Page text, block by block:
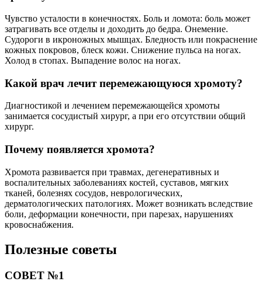
Чувство усталости в конечностях. Боль и ломота: боль может
затрагивать все отделы и доходить до бедра. Онемение.
Судороги в икроножных мышцах. Бледность или покраснение
кожных покровов, блеск кожи. Снижение пульса на ногах.
Холод в стопах. Выпадение волос на ногах.
Какой врач лечит перемежающуюся хромоту?
Диагностикой и лечением перемежающейся хромоты
занимается сосудистый хирург, а при его отсутствии общий
хирург.
Почему появляется хромота?
Хромота развивается при травмах, дегенеративных и
воспалительных заболеваниях костей, суставов, мягких
тканей, болезнях сосудов, неврологических,
дерматологических патологиях. Может возникать вследствие
боли, деформации конечности, при парезах, нарушениях
кровоснабжения.
Полезные советы
СОВЕТ №1